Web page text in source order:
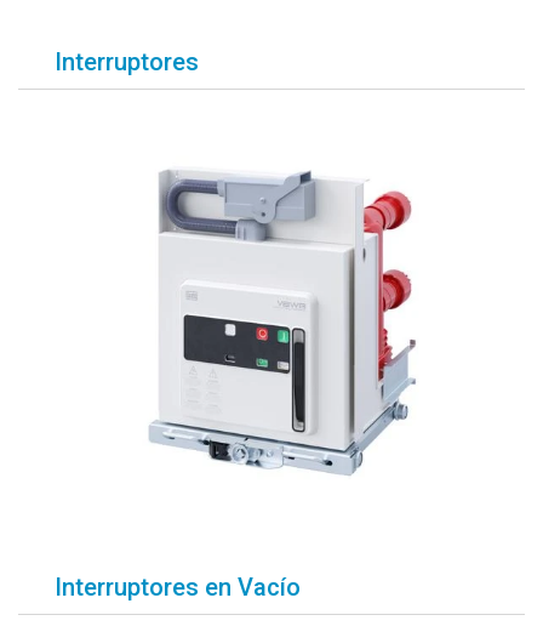
Interruptores
Interruptores en Vacío